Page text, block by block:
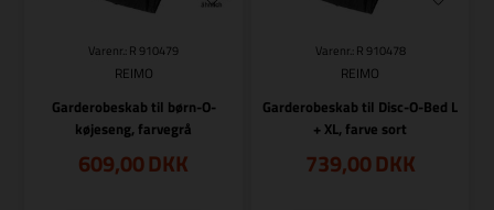
Varenr.: R 910479
REIMO
Garderobeskab til børn-O-
køjeseng, farvegrå
609,00DKK
Varenr.: R 910478
REIMO
Garderobeskab til Disc-O-Bed L
+ XL, farve sort
739,00DKK